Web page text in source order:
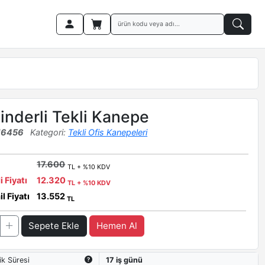
Tekli Kanepe
Kategori: Tekli Ofis Kanepeleri
17.600 TL + %10 KDV
Fiyatı 12.320TL + %10 KDV
Fiyatı 13.552TL
Sepete Ekle Hemen Al
Süresi
17 iş günü